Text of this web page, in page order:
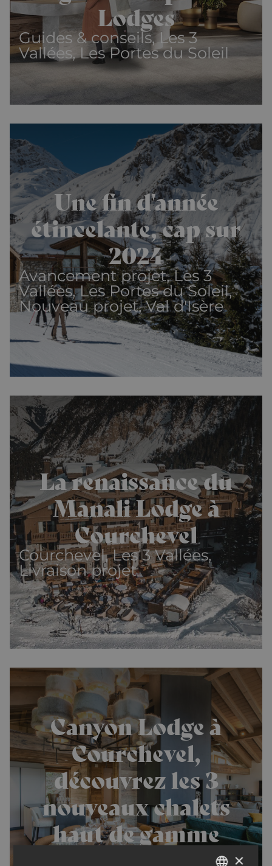
Lodges
Guides & conseils, Les 3
Vallées, Les Portes du Soleil
Une fin d'année
étincelante, cap sur
2024
Avancement projet, Les 3
Vallées, Les Portes du Soleil,
Nouveau projet, Val d'Isère
La renaissance du
Manali Lodge à
Courchevel
Courchevel, Les 3 Vallées,
Livraison projet
Canyon Lodge à
Courchevel,
découvrez les 3
nouveaux chalets
haut de gamme
×